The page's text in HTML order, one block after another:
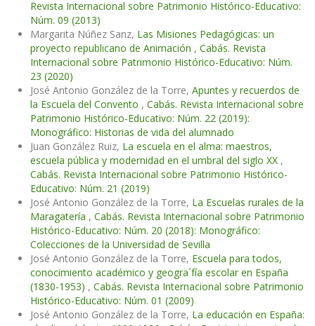
Revista Internacional sobre Patrimonio Histórico-Educativo:
Núm. 09 (2013)
Margarita Núñez Sanz, Las Misiones Pedagógicas: un
proyecto republicano de Animación , Cabás. Revista
Internacional sobre Patrimonio Histórico-Educativo: Núm.
23 (2020)
José Antonio González de la Torre, Apuntes y recuerdos de
la Escuela del Convento , Cabás. Revista Internacional sobre
Patrimonio Histórico-Educativo: Núm. 22 (2019):
Monográfico: Historias de vida del alumnado
Juan González Ruiz, La escuela en el alma: maestros,
escuela pública y modernidad en el umbral del siglo XX ,
Cabás. Revista Internacional sobre Patrimonio Histórico-
Educativo: Núm. 21 (2019)
José Antonio González de la Torre, La Escuelas rurales de la
Maragatería , Cabás. Revista Internacional sobre Patrimonio
Histórico-Educativo: Núm. 20 (2018): Monográfico:
Colecciones de la Universidad de Sevilla
José Antonio González de la Torre, Escuela para todos,
conocimiento académico y geogra´fía escolar en España
(1830-1953) , Cabás. Revista Internacional sobre Patrimonio
Histórico-Educativo: Núm. 01 (2009)
José Antonio González de la Torre, La educación en España: